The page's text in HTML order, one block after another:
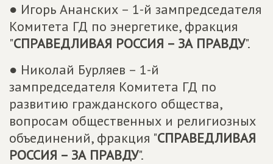
● Игорь Ананских – 1-й зампредседателя
Комитета ГД по энергетике, фракция
"СПРАВЕДЛИВАЯ РОССИЯ – ЗА ПРАВДУ".
● Николай Бурляев – 1-й
зампредседателя Комитета ГД по
развитию гражданского общества,
вопросам общественных и религиозных
объединений, фракция "СПРАВЕДЛИВАЯ
РОССИЯ – ЗА ПРАВДУ".